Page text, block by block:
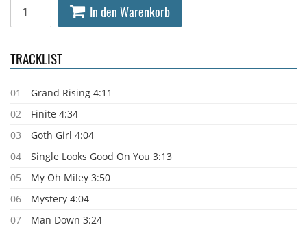
In den Warenkorb
TRACKLIST
01
Grand Rising 4:11
02
Finite 4:34
03
Goth Girl 4:04
04
Single Looks Good On You 3:13
05
My Oh Miley 3:50
06
Mystery 4:04
07
Man Down 3:24